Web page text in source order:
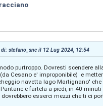
di: stefano_snc il 12 Lug 2024, 12:54
purtroppo. Dovresti scendere
Cesano e' improponibile) e
navetta lago Martignano"
e fartela a piedi, in 40 minuti
dovrebbero esserci mezzi che ti ci